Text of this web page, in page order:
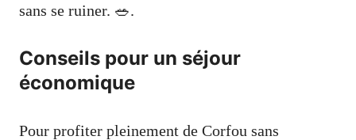
sans se ruiner. 🥗.
Conseils pour un séjour
économique
Pour profiter pleinement de Corfou sans